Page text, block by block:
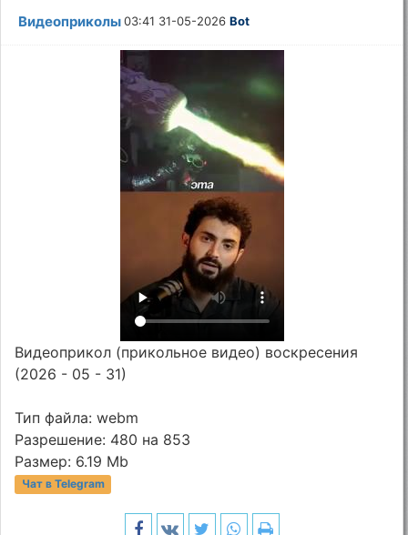
Видеоприколы03:41 31-05-2026Bot
Видеоприкол (прикольное видео) воскресения
(2026 - 05 - 31)
Тип файла: webm
Разрешение: 480 на 853
Размер: 6.19 Mb
Чат в Telegram